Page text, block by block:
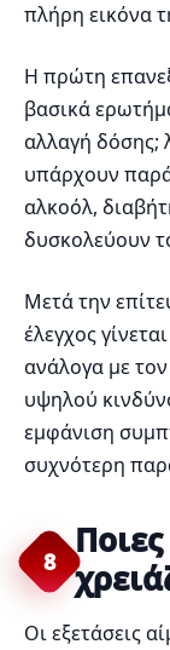
πλήρη εικόνα
Η πρώτη
βασικά
αλλαγή δόσης;
υπάρχουν
αλκοόλ,
δυσκολεύουν
Μετά την
έλεγχος
ανάλογα με
υψηλού
εμφάνιση
συχνότερη
8
Οι εξετάσεις